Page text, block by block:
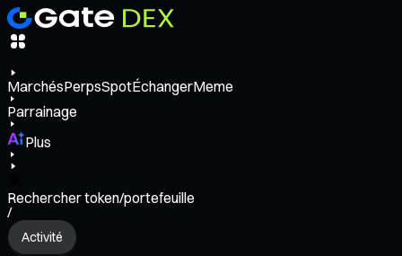
MarchésPerpsSpotÉchangerMeme
Parrainage
Plus
Rechercher token/portefeuille
/
Activité